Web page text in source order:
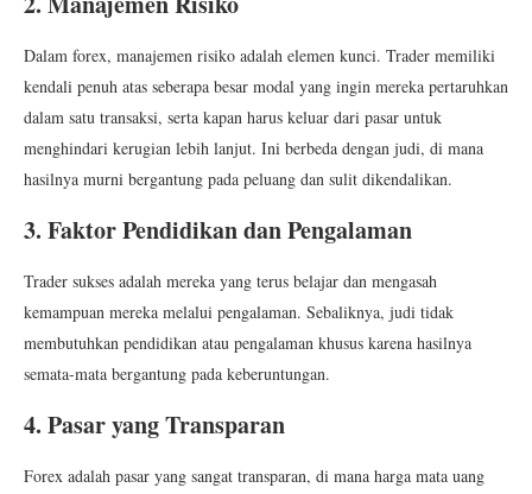
Dalam forex, manajemen risiko adalah elemen kunci. Trader memiliki
kendali penuh atas seberapa besar modal yang ingin mereka pertaruhkan
dalam satu transaksi, serta kapan harus keluar dari pasar untuk
menghindari kerugian lebih lanjut. Ini berbeda dengan judi, di mana
hasilnya murni bergantung pada peluang dan sulit dikendalikan.
3. Faktor Pendidikan dan Pengalaman
Trader sukses adalah mereka yang terus belajar dan mengasah
kemampuan mereka melalui pengalaman. Sebaliknya, judi tidak
membutuhkan pendidikan atau pengalaman khusus karena hasilnya
semata-mata bergantung pada keberuntungan.
4. Pasar yang Transparan
Forex adalah pasar yang sangat transparan, di mana harga mata uang